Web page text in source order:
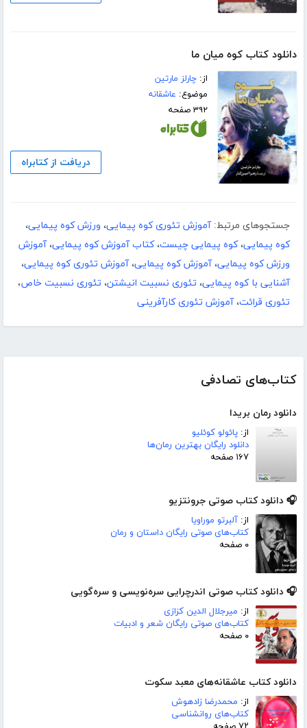
کتاب‌های تصادفی
دانلود رمان بریدا
از: پائولو کوئلیو
دانلود رایگان بهترین رمان‌ها
۱۶۷ صفحه
🎧 دانلود کتاب صوتی جرونتزیو
از: آلبرتو موراویا
کتاب‌های صوتی رایگان داستان و رمان
۰ صفحه
🎧 دانلود کتاب صوتی اندرچرایی سره‌نویسی و سره‌گویی
از: میرجلال الدین کزازی
کتاب‌های صوتی رایگان شعر و ادبیات
۰ صفحه
دانلود کتاب عاشقانه‌های معبد سکوت
از: محمدرضا زادهوش
کتاب‌های روانشناسی
دانلود کتاب کوه میان ما
از:چارلز مارتین
موضوع: عاشقانه
۳۹۲ صفحه
دریافت از کتابراه
جستجوهای مرتبط: آموزش تئوری کوه پیمایی، ورزش کوه پیمایی،
کوه پیمایی،کوه پیمایی چیست،کتاب آموزش کوه پیمایی،آموزش
ورزش کوه پیمایی،آموزش کوه پیمایی،آموزش تئوری کوه پیمایی،
آشنایی با کوه پیمایی، تئوری نسبیت انیشتن، تئوری نسبیت خاص،
تئوری قرائت،آموزش تئوری کارآفرینی